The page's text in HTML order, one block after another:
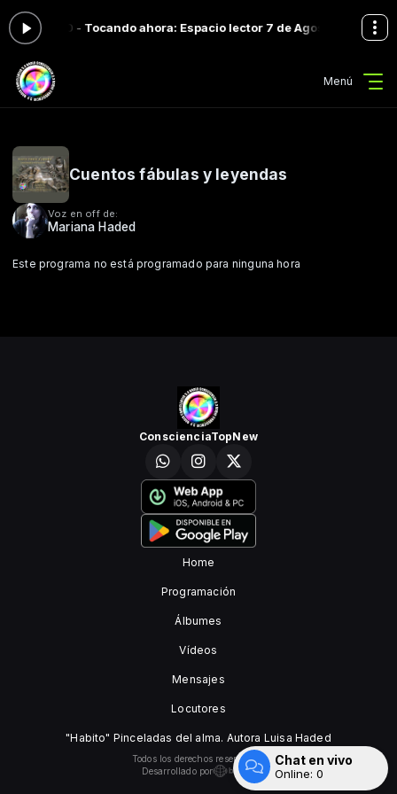
a las 16:00 -Tocando ahora: Espacio lector 7 de Agosto 2026
Menú
Cuentos fábulas y leyendas
Voz en off de:
Mariana Haded
Este programa no está programado para ninguna hora
ConscienciaTopNew
Home
Programación
Álbumes
Vídeos
Mensajes
Locutores
"Habito" Pinceladas del alma. Autora Luisa Haded
Todos los derechos reservados.
Desarrollado por
Chat en vivo
Online: 0